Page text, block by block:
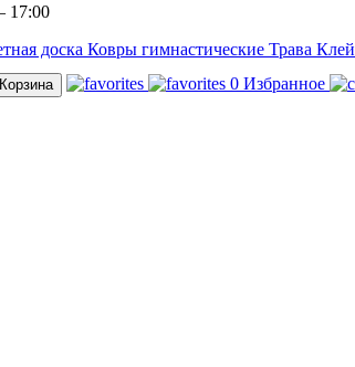
17:00
доска Ковры гимнастические Трава Клей
Корзина 0 Избранное